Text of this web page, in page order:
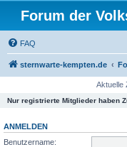
Forum der
FAQ
sternwarte-kempten.de
Aktuelle
Nur registrierte Mitglieder haben
ANMELDEN
Benutzername: